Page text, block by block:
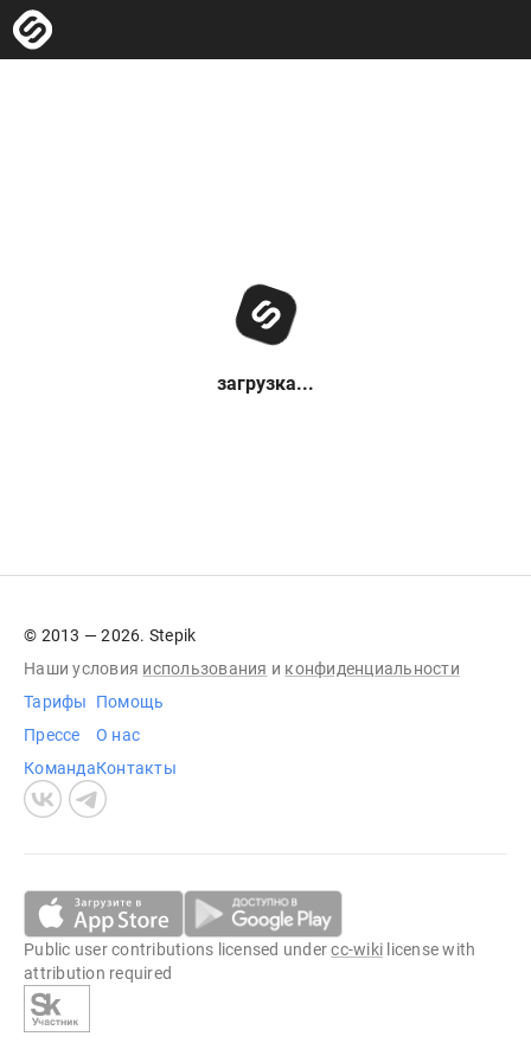
загрузка...
© 2013 — 2026. Stepik
Наши условия использования и конфиденциальности
Тарифы
Прессе
Команда
Помощь
О нас
Контакты
Public user contributions licensed undercc-wiki license with
attribution required